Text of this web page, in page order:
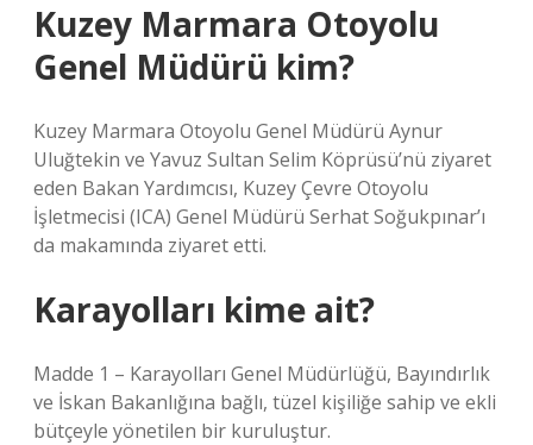
Kuzey Marmara Otoyolu
Genel Müdürü kim?
Kuzey Marmara Otoyolu Genel Müdürü Aynur
Uluğtekin ve Yavuz Sultan Selim Köprüsü’nü ziyaret
eden Bakan Yardımcısı, Kuzey Çevre Otoyolu
İşletmecisi (ICA) Genel Müdürü Serhat Soğukpınar’ı
da makamında ziyaret etti.
Karayolları kime ait?
Madde 1 – Karayolları Genel Müdürlüğü, Bayındırlık
ve İskan Bakanlığına bağlı, tüzel kişiliğe sahip ve ekli
bütçeyle yönetilen bir kuruluştur.